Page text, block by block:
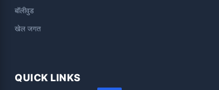
बॉलीवुड
खेल जगत
QUICK LINKS